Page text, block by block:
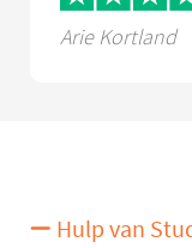
Arie Kortland
Hulp van